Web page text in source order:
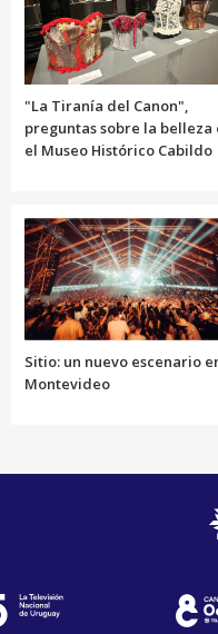
"La Tiranía del Canon",
preguntas sobre la belleza
el Museo Histórico Cabildo
Sitio: un nuevo escenario
Montevideo